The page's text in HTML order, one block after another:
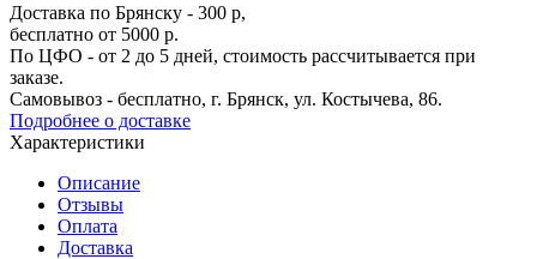
Доставка по Брянску - 300 р,
бесплатно от 5000 р.
По ЦФО - от 2 до 5 дней, стоимость рассчитывается при
заказе.
Самовывоз - бесплатно, г. Брянск, ул. Костычева, 86.
Подробнее о доставке
Характеристики
Описание
Отзывы
Оплата
Доставка